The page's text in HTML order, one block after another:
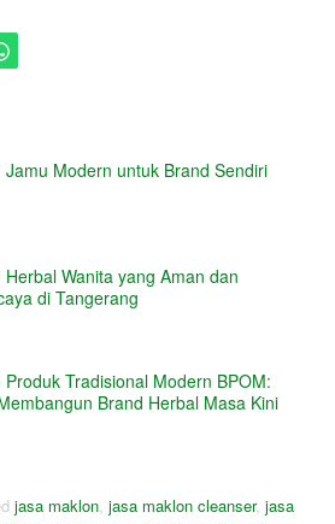
Jamu Modern untuk Brand Sendiri
Herbal Wanita yang Aman dan
di Tangerang
Produk Tradisional Modern BPOM:
Brand Herbal Masa Kini
jasa maklon jasa maklon cleanser, jasa